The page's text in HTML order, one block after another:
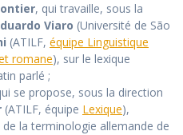
, qui travaille, sous la
Viaro (Université de São
(ATILF, équipe Linguistique
romane), sur le lexique
parlé ;
se propose, sous la direction
(ATILF, équipe Lexique),
de la terminologie allemande de